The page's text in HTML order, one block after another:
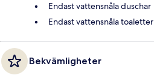
Endast vattensnåla duschar
Endast vattensnåla toaletter
Bekvämligheter